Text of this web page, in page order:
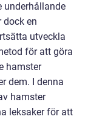
underhållande
dock en
utveckla
för att göra
hamster
dem. I denna
hamster
leksaker för att